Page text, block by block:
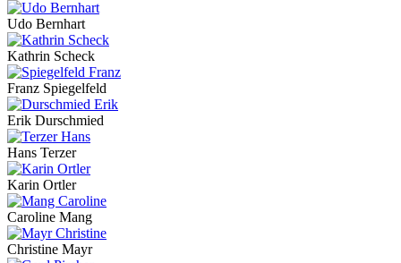
Udo Bernhart
Kathrin Scheck
Franz Spiegelfeld
Erik Durschmied
Hans Terzer
Karin Ortler
Caroline Mang
Christine Mayr